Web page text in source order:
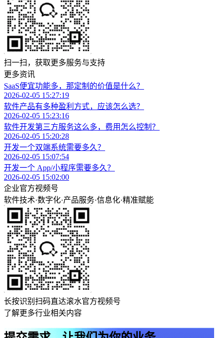
扫一扫，获取更多服务与支持
更多资讯
SaaS便宜功能多，那定制的价值是什么？
2026-02-05 15:27:19
软件产品有多种盈利方式，应该怎么选？
2026-02-05 15:23:16
软件开发第三方服务这么多，费用怎么控制？
2026-02-05 15:20:28
开发一个双端系统需要多久？
2026-02-05 15:07:54
开发一个 App/小程序需要多久？
2026-02-05 15:02:00
企业官方视频号
软件技术·数字化·产品服务·信息化·精准赋能
长按识别扫码直达滚水官方视频号
了解更多行业相关内容